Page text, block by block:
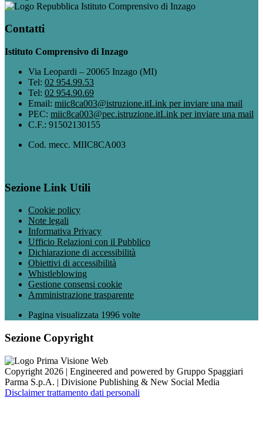
Istituto Comprensivo di Inzago
Contatti
Istituto Comprensivo di Inzago
Via Leopardi – 20065 Inzago (MI)
Tel: 02 954.99.53
Tel: 02 954.90.69
Email: miic8ca003@istruzione.itLink per inviare una mail
PEC: miic8ca003@pec.istruzione.itLink per inviare una mail
C.F.: 91502130155
Cod. mecc. MIIC8CA003
Sezione Link Utili
Cookie policy
Note legali
Informativa Privacy
Ufficio Relazioni con il Pubblico
Dichiarazione di accessibilità
Obiettivi di accessibilità
Whistleblowing
Gestione consensi cookie
Amministrazione trasparente
Pagina visualizzata 1996 volte
Sezione Copyright
Copyright 2026 | Engineered and powered by Gruppo Spaggiari
Parma S.p.A. | Divisione Publishing & New Social Media
Disclaimer trattamento dati personali